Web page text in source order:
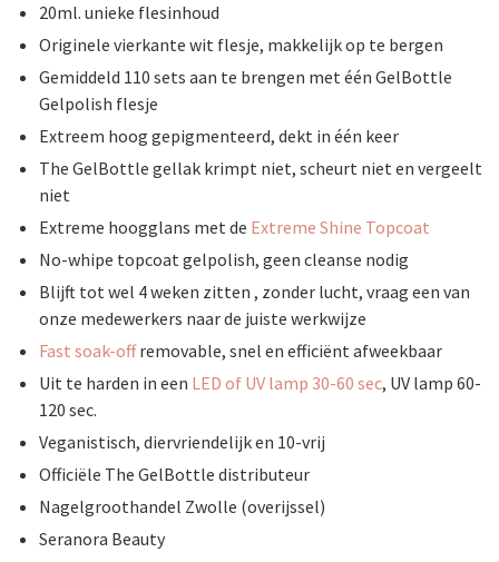
20ml. unieke flesinhoud
Originele vierkante wit flesje, makkelijk op te bergen
Gemiddeld 110 sets aan te brengen met één GelBottle
Gelpolish flesje
Extreem hoog gepigmenteerd, dekt in één keer
The GelBottle gellak krimpt niet, scheurt niet en vergeelt
niet
Extreme hoogglans met de Extreme Shine Topcoat
No-whipe topcoat gelpolish, geen cleanse nodig
Blijft tot wel 4 weken zitten , zonder lucht, vraag een van
onze medewerkers naar de juiste werkwijze
Fast soak-offremovable, snel en efficiënt afweekbaar
Uit te harden in een LED of UV lamp 30-60 sec, UV lamp 60-
120 sec.
Veganistisch, diervriendelijk en 10-vrij
Officiële The GelBottle distributeur
Nagelgroothandel Zwolle (overijssel)
Seranora Beauty